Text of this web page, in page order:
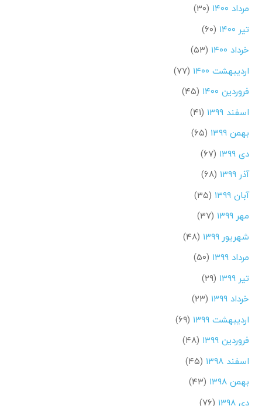
مرداد ۱۴۰۰
(۳۰)
تیر ۱۴۰۰
(۶۰)
خرداد ۱۴۰۰
(۵۳)
اردیبهشت ۱۴۰۰
(۷۷)
فروردین ۱۴۰۰
(۴۵)
اسفند ۱۳۹۹
(۴۱)
بهمن ۱۳۹۹
(۶۵)
دی ۱۳۹۹
(۶۷)
آذر ۱۳۹۹
(۶۸)
آبان ۱۳۹۹
(۳۵)
مهر ۱۳۹۹
(۳۷)
شهریور ۱۳۹۹
(۴۸)
مرداد ۱۳۹۹
(۵۰)
تیر ۱۳۹۹
(۲۹)
خرداد ۱۳۹۹
(۲۳)
اردیبهشت ۱۳۹۹
(۶۹)
فروردین ۱۳۹۹
(۴۸)
اسفند ۱۳۹۸
(۴۵)
بهمن ۱۳۹۸
(۴۳)
دی ۱۳۹۸
(۷۶)